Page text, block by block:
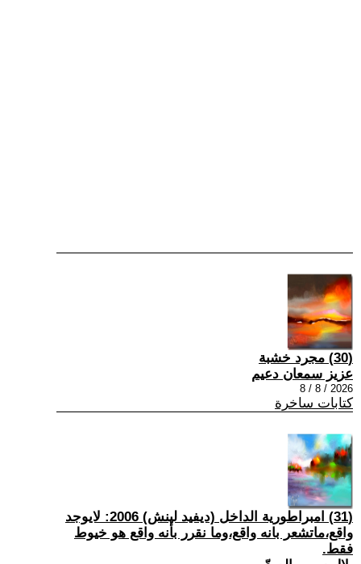
(30) مجرد خشبة
عزيز سمعان دعيم
2026 / 8 / 8
كتابات ساخرة
(31) امبراطورية الداخل (ديفيد لينش) 2006: لايوجد
واقع،ماتشعر بانه واقع،وما نقرر بأنه واقع هو خيوط
فقط.